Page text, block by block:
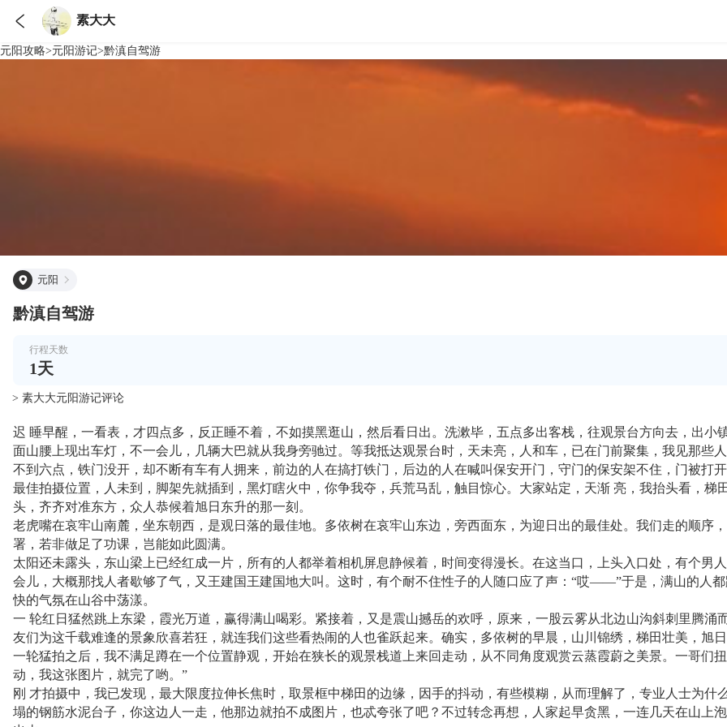
 素大大
元阳攻略>元阳游记>黔滇自驾游
元阳
黔滇自驾游
行程天数
1天
> 素大大元阳游记评论
迟 睡早醒，一看表，才四点多，反正睡不着，不如摸黑逛山，然后看日出。洗漱毕，五点多出客栈，往观景台方向去，出
面山腰上现出车灯，不一会儿，几辆大巴就从我身旁驰过。等我抵达观景台时，天未亮，人和车，已在门前聚集，我见那些
不到六点，铁门没开，却不断有车有人拥来，前边的人在搞打铁门，后边的人在喊叫保安开门，守门的保安架不住，门被打
最佳拍摄位置，人未到，脚架先就插到，黑灯瞎火中，你争我夺，兵荒马乱，触目惊心。大家站定，天渐 亮，我抬头看，
头，齐齐对准东方，众人恭候着旭日东升的那一刻。
老虎嘴在哀牢山南麓，坐东朝西，是观日落的最佳地。多依树在哀牢山东边，旁西面东，为迎日出的最佳处。我们走的顺序
署，若非做足了功课，岂能如此圆满。
太阳还未露头，东山梁上已经红成一片，所有的人都举着相机屏息静候着，时间变得漫长。在这当口，上头入口处，有个
会儿，大概那找人者歇够了气，又王建国王建国地大叫。这时，有个耐不住性子的人随口应了声：“哎——”于是，满山的人
快的气氛在山谷中荡漾。
一 轮红日猛然跳上东梁，霞光万道，赢得满山喝彩。紧接着，又是震山撼岳的欢呼，原来，一股云雾从北边山沟斜刺里腾
友们为这千载难逢的景象欣喜若狂，就连我们这些看热闹的人也雀跃起来。确实，多依树的早晨，山川锦绣，梯田壮美，旭
一轮猛拍之后，我不满足蹲在一个位置静观，开始在狭长的观景栈道上来回走动，从不同角度观赏云蒸霞蔚之美景。一哥们
动，我这张图片，就完了哟。”
刚 才拍摄中，我已发现，最大限度拉伸长焦时，取景框中梯田的边缘，因手的抖动，有些模糊，从而理解了，专业人士为
塌的钢筋水泥台子，你这边人一走，他那边就拍不成图片，也忒夸张了吧？不过转念再想，人家起早贪黑，一连几天在山上